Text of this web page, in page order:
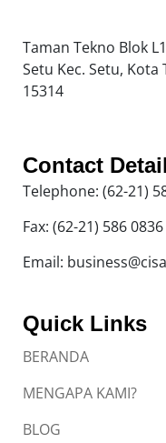
Taman Tekno Blok
Setu Kec. Setu,
15314
Contact
Telephone: (62-21)
Fax: (62-21) 586 0836
Email:
Quick Links
BERANDA
MENGAPA KAMI?
BLOG